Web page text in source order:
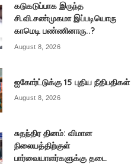
கடுகடுப்பாக இருந்த
சி.வி.சண்முகமா இப்படியொரு
காமெடி பண்ணினாரு..?
August 8, 2026
ஐகோர்ட்டுக்கு 15 புதிய நீதிபதிகள்
August 8, 2026
சுதந்திர தினம்: விமான
நிலையத்திற்குள்
பார்வையாளர்களுக்கு தடை